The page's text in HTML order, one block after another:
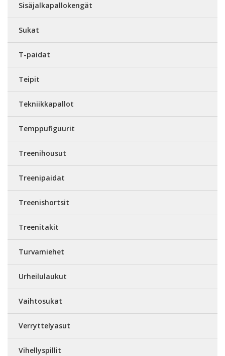
Sisäjalkapallokengät
Sukat
T-paidat
Teipit
Tekniikkapallot
Temppufiguurit
Treenihousut
Treenipaidat
Treenishortsit
Treenitakit
Turvamiehet
Urheilulaukut
Vaihtosukat
Verryttelyasut
Vihellyspillit